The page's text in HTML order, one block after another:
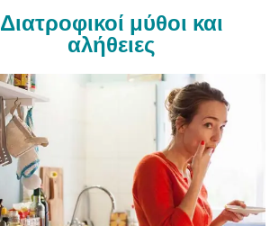
Διατροφικοί μύθοι και
αλήθειες